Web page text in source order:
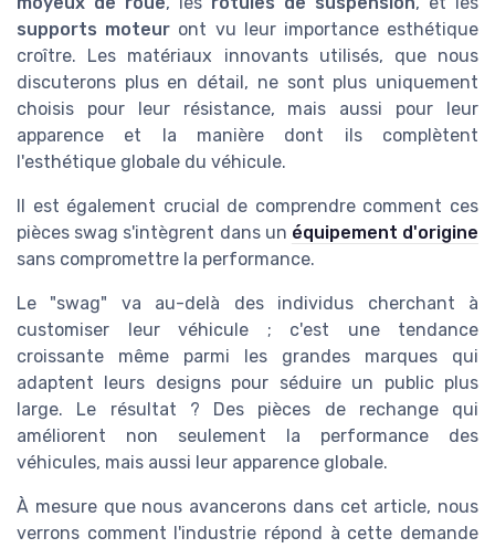
supports moteur ont vu leur importance esthétique
croître. Les matériaux innovants utilisés, que nous
discuterons plus en détail, ne sont plus uniquement
choisis pour leur résistance, mais aussi pour leur
apparence et la manière dont ils complètent
l'esthétique globale du véhicule.
Il est également crucial de comprendre comment ces
pièces swag s'intègrent dans un équipement d'origine
sans compromettre la performance.
Le "swag" va au-delà des individus cherchant à
customiser leur véhicule ; c'est une tendance
croissante même parmi les grandes marques qui
adaptent leurs designs pour séduire un public plus
large. Le résultat ? Des pièces de rechange qui
améliorent non seulement la performance des
véhicules, mais aussi leur apparence globale.
À mesure que nous avancerons dans cet article, nous
verrons comment l'industrie répond à cette demande